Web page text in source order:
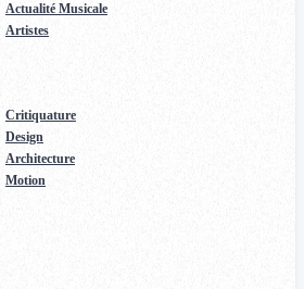
Actualité Musicale
Artistes
Critiquature
Design
Architecture
Motion